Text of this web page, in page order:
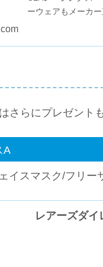
ーウェアもメーカ
さらにプレゼント
A
イスマスク/フリ
レアーズダ